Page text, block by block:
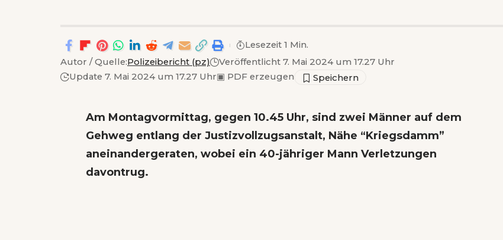
Autor / Quelle:Polizeibericht (pz)
Veröffentlicht 7. Mai 2024 um 17.27 Uhr
Update 7. Mai 2024 um 17.27 Uhr▣ PDF erzeugen
Lesezeit 1 Min.
Am Montagvormittag, gegen 10.45 Uhr, sind zwei Männer auf dem
Gehweg entlang der Justizvollzugsanstalt, Nähe “Kriegsdamm”
aneinandergeraten, wobei ein 40-jähriger Mann Verletzungen
davontrug.